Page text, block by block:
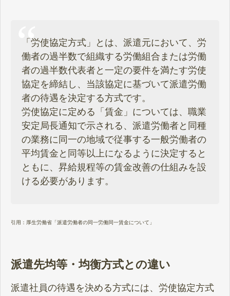
「労使協定方式」とは、派遣元において、労
働者の過半数で組織する労働組合または労働
者の過半数代表者と一定の要件を満たす労使
協定を締結し、当該協定に基づいて派遣労働
者の待遇を決定する方式です。
労使協定に定める「賃金」については、職業
安定局長通知で示される、派遣労働者と同種
の業務に同一の地域で従事する一般労働者の
平均賃金と同等以上になるように決定すると
ともに、昇給規程等の賃金改善の仕組みを設
ける必要があります。
引用： 厚生労働省「派遣労働者の同一労働同一賃金について」
派遣先均等・均衡方式との違い
派遣社員の待遇を決める方式には、労使協定方式